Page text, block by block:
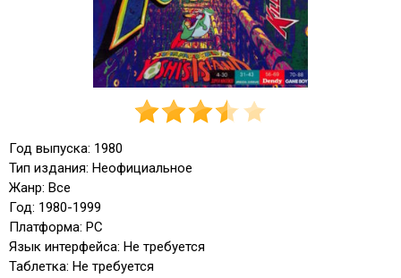
Год выпуска: 1980
Тип издания: Неофициальное
Жанр: Все
Год: 1980-1999
Платформа: PC
Язык интерфейса: Не требуется
Таблетка: Не требуется